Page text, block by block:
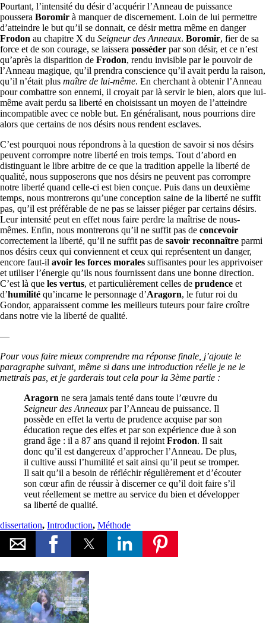
Pourtant, l’intensité du désir d’acquérir l’Anneau de puissance
poussera Boromir à manquer de discernement. Loin de lui permettre
d’atteindre le but qu’il se donnait, ce désir mettra même en danger
Frodon au chapitre X du Seigneur des Anneaux. Boromir, fier de sa
force et de son courage, se laissera posséder par son désir, et ce n’est
qu’après la disparition de Frodon, rendu invisible par le pouvoir de
l’Anneau magique, qu’il prendra conscience qu’il avait perdu la raison,
qu’il n’était plus maître de lui-même. En cherchant à obtenir l’Anneau
pour combattre son ennemi, il croyait par là servir le bien, alors que lui-
même avait perdu sa liberté en choisissant un moyen de l’atteindre
incompatible avec ce noble but. En généralisant, nous pourrions dire
alors que certains de nos désirs nous rendent esclaves.
C’est pourquoi nous répondrons à la question de savoir si nos désirs
peuvent corrompre notre liberté en trois temps. Tout d’abord en
distinguant le libre arbitre de ce que la tradition appelle la liberté de
qualité, nous supposerons que nos désirs ne peuvent pas corrompre
notre liberté quand celle-ci est bien conçue. Puis dans un deuxième
temps, nous montrerons qu’une conception saine de la liberté ne suffit
pas, qu’il est préférable de ne pas se laisser piéger par certains désirs.
Leur intensité peut en effet nous faire perdre la maîtrise de nous-
mêmes. Enfin, nous montrerons qu’il ne suffit pas de concevoir
correctement la liberté, qu’il ne suffit pas de savoir reconnaître parmi
nos désirs ceux qui conviennent et ceux qui représentent un danger,
encore faut-il avoir les forces morales suffisantes pour les apprivoiser
et utiliser l’énergie qu’ils nous fournissent dans une bonne direction.
C’est là que les vertus, et particulièrement celles de prudence et
d’humilité qu’incarne le personnage d’Aragorn, le futur roi du
Gondor, apparaissent comme les meilleurs tuteurs pour faire croître
dans notre vie la liberté de qualité.
—
Pour vous faire mieux comprendre ma réponse finale, j’ajoute le
paragraphe suivant, même si dans une introduction réelle je ne le
mettrais pas, et je garderais tout cela pour la 3ème partie :
Aragorn ne sera jamais tenté dans toute l’œuvre du
Seigneur des Anneaux par l’Anneau de puissance. Il
possède en effet la vertu de prudence acquise par son
éducation reçue des elfes et par son expérience due à son
grand âge : il a 87 ans quand il rejoint Frodon. Il sait
donc qu’il est dangereux d’approcher l’Anneau. De plus,
il cultive aussi l’humilité et sait ainsi qu’il peut se tromper.
Il sait qu’il a besoin de réfléchir régulièrement et d’écouter
son cœur afin de réussir à discerner ce qu’il doit faire s’il
veut réellement se mettre au service du bien et développer
sa liberté de qualité.
dissertation, Introduction, Méthode